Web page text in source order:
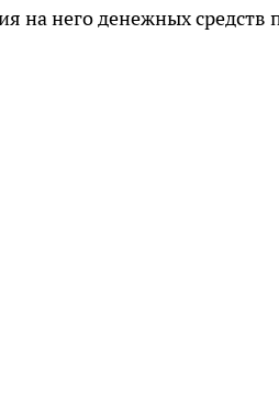
на него денежных средств